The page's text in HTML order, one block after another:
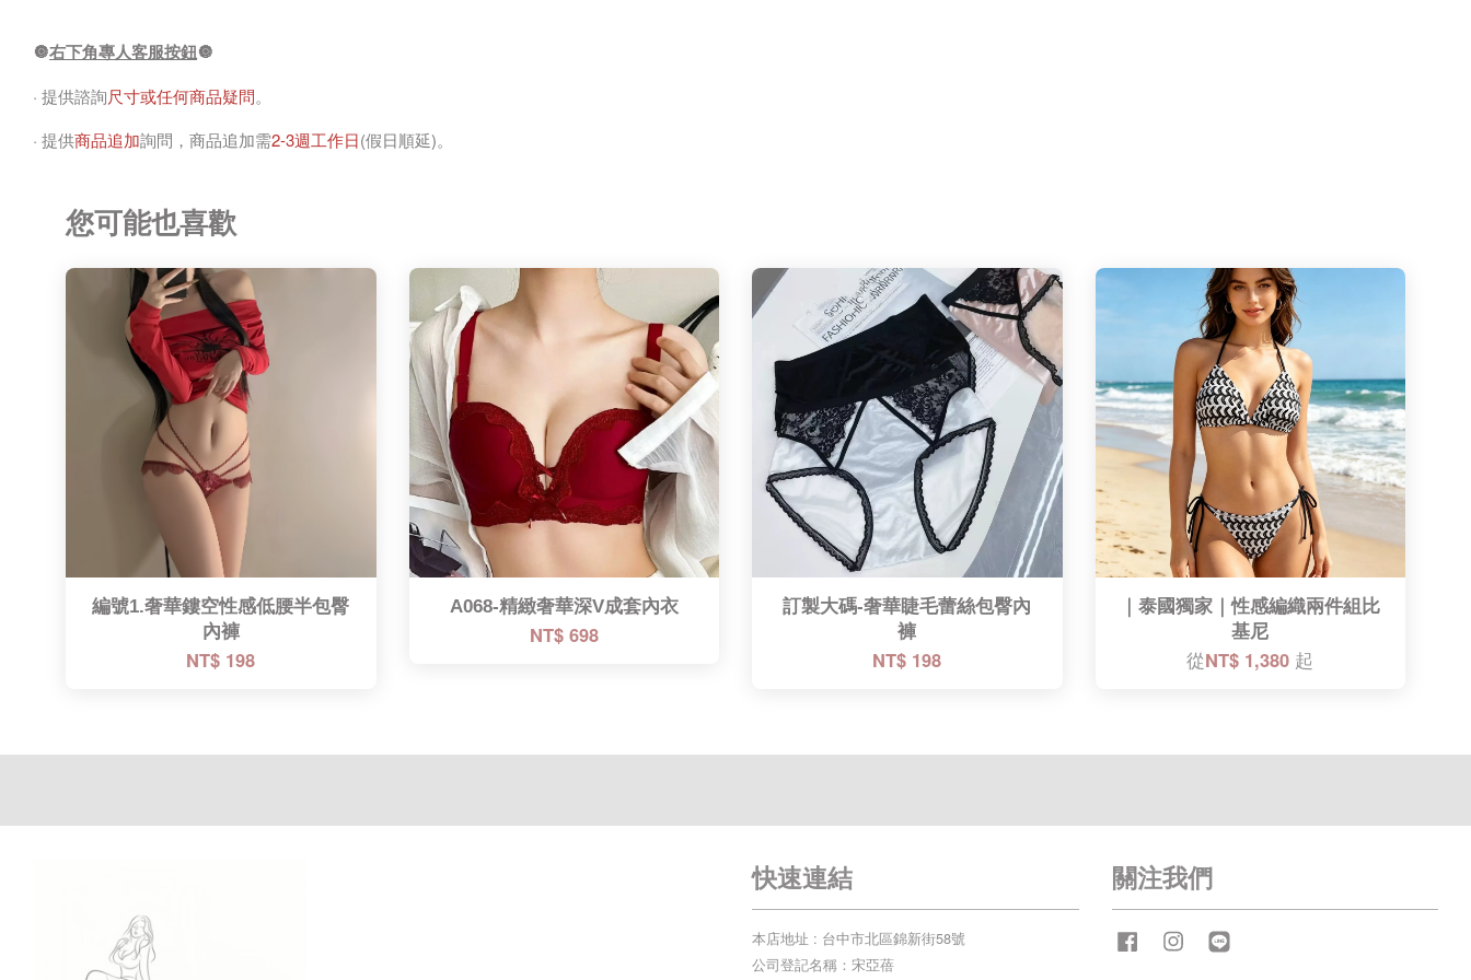
🔘右下角專人客服按鈕🔘
· 提供諮詢尺寸或任何商品疑問。
· 提供商品追加詢問，商品追加需2-3週工作日(假日順延)。
您可能也喜歡
編號1.奢華鏤空性感低腰半包臀
內褲
NT$ 198
A068-精緻奢華深V成套內衣
NT$ 698
訂製大碼-奢華睫毛蕾絲包臀內
褲
NT$ 198
｜泰國獨家｜性感編織兩件組比
基尼​
從NT$ 1,380 起
快速連結
本店地址 : 台中市北區錦新街58號
公司登記名稱：宋亞蓓
關注我們
Facebook Instagram